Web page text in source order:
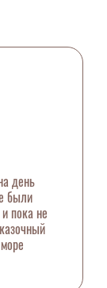
день
были
пока не